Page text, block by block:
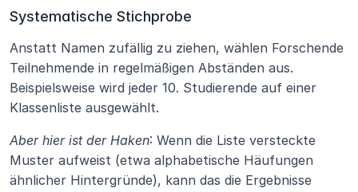
Systematische Stichprobe
Anstatt Namen zufällig zu ziehen, wählen Forschende
Teilnehmende in regelmäßigen Abständen aus.
Beispielsweise wird jeder 10. Studierende auf einer
Klassenliste ausgewählt.
Aber hier ist der Haken: Wenn die Liste versteckte
Muster aufweist (etwa alphabetische Häufungen
ähnlicher Hintergründe), kann das die Ergebnisse